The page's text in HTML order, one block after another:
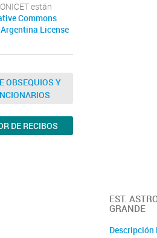
están
Commons
License
OBSEQUIOS Y
DE RECIBOS
EST.
GRANDE
Descripción